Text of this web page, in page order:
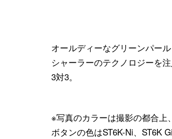
オールディーなグリーンパー
シャーラーのテクノロジーを
3対3。
※写真のカラーは撮影の都合上
ボタンの色はST6K-Ni、ST6K